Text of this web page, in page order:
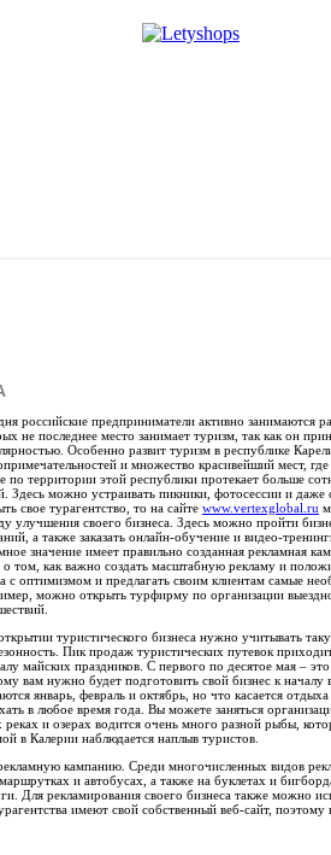
российские предприниматели активно занимаются
не последнее место занимает туризм, так как он
Особенно развит туризм в республике
и множество красивейший мест,
по территории этой республики протекает больше
Здесь можно устраивать пикники, фотосессии и
свое турагентство, то на сайте www.vertexglobal.ru
улучшения своего бизнеса. Здесь можно пройти
а также заказать онлайн-обучение и видео-
значение имеет правильно созданная рекламная
о том, как важно создать масштабную рекламу и
с оптимизмом и предлагать своим клиентам самые
можно открыть турфирму по организации
туристического бизнеса нужно учитывать
Пик продаж туристических путевок
майских праздников. С первого по десятое мая –
вам нужно будет подготовить свой бизнес к
январь, февраль и октябрь, но что касается
в любое время года. Вы можете заняться
и озерах водится очень много разной рыбы,
в Калерии наблюдается наплыв туристов.
кампанию. Среди многочисленных видов
и автобусах, а также на буклетах и
Для рекламирования своего бизнеса также можно
имеют свой собственный веб-сайт, поэтому